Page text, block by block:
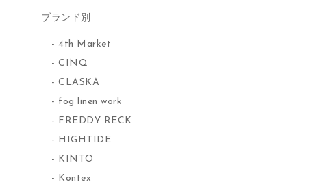
ブランド別
4th Market
CINQ
CLASKA
fog linen work
FREDDY RECK
HIGHTIDE
KINTO
Kontex